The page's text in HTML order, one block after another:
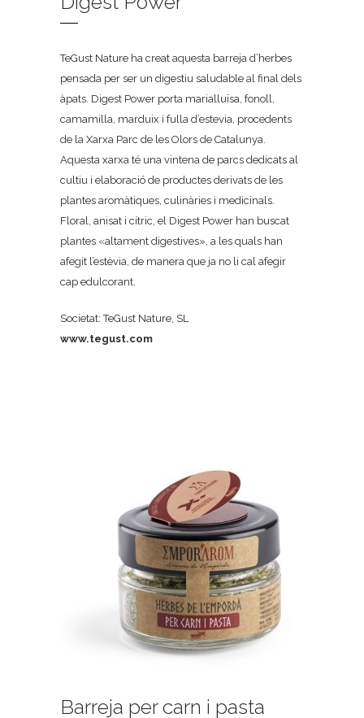
TeGust Nature ha creat aquesta barreja d’herbes
pensada per ser un digestiu saludable al final dels
àpats. Digest Power porta marialluïsa, fonoll,
camamilla, marduix i fulla d’estevia, procedents
de la Xarxa Parc de les Olors de Catalunya.
Aquesta xarxa té una vintena de parcs dedicats al
cultiu i elaboració de productes derivats de les
plantes aromàtiques, culinàries i medicinals.
Floral, anisat i cítric, el Digest Power han buscat
plantes «altament digestives», a les quals han
afegit l’estèvia, de manera que ja no li cal afegir
cap edulcorant.
Societat: TeGust Nature, SL
www.tegust.com
Barreja per carn i pasta